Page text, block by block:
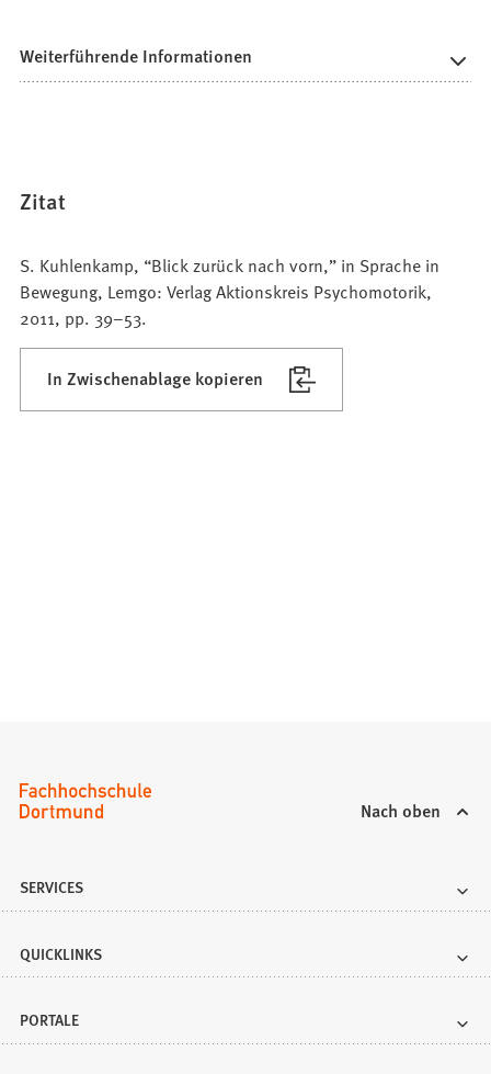
Weiterführende Informationen
Zitat
S. Kuhlenkamp, “Blick zurück nach vorn,” in Sprache in
Bewegung, Lemgo: Verlag Aktionskreis Psychomotorik,
2011, pp. 39–53.
In Zwischenablage kopieren
Nach oben
SERVICES
QUICKLINKS
PORTALE